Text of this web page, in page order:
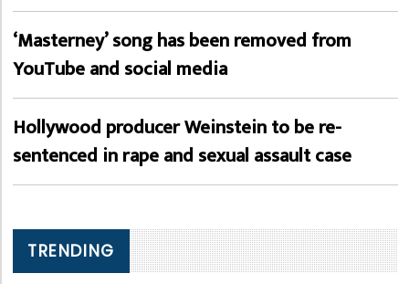
‘Masterney’ song has been removed from
YouTube and social media
Hollywood producer Weinstein to be re-
sentenced in rape and sexual assault case
TRENDING